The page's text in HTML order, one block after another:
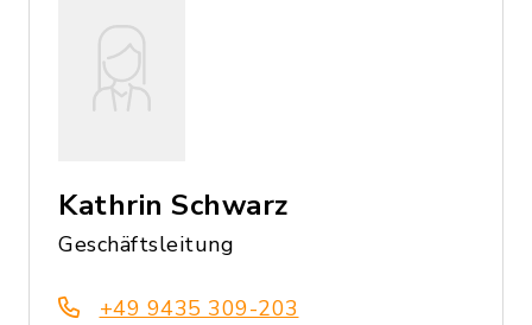
Kathrin Schwarz
Geschäftsleitung
+49 9435 309-203